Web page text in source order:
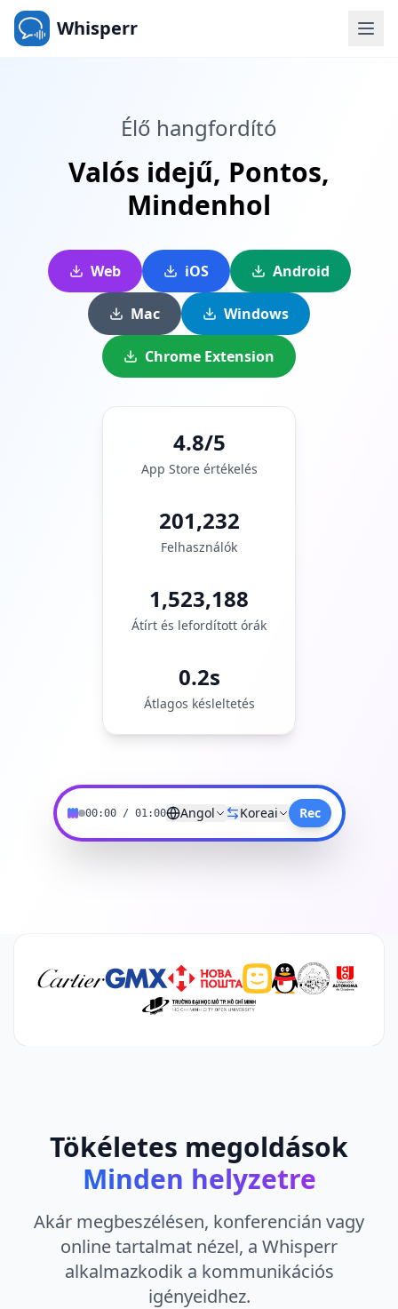
Whisperr
Élő hangfordító
Valós idejű, Pontos,
Mindenhol
Web iOS Android
Mac Windows
Chrome Extension
4.8/5
App Store értékelés
201,232
Felhasználók
1,523,188
Átírt és lefordított órák
0.2s
Átlagos késleltetés
00:00/ 01:00 Angol Koreai Rec
Tökéletes megoldások
Minden helyzetre
Akár megbeszélésen, konferencián vagy
online tartalmat nézel, a Whisperr
alkalmazkodik a kommunikációs
igényeidhez.